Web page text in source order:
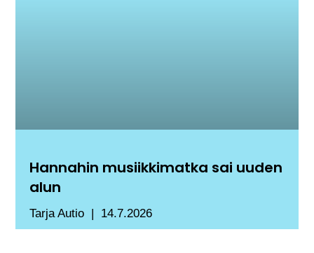
Hannahin musiikkimatka sai uuden
alun
Tarja Autio 14.7.2026